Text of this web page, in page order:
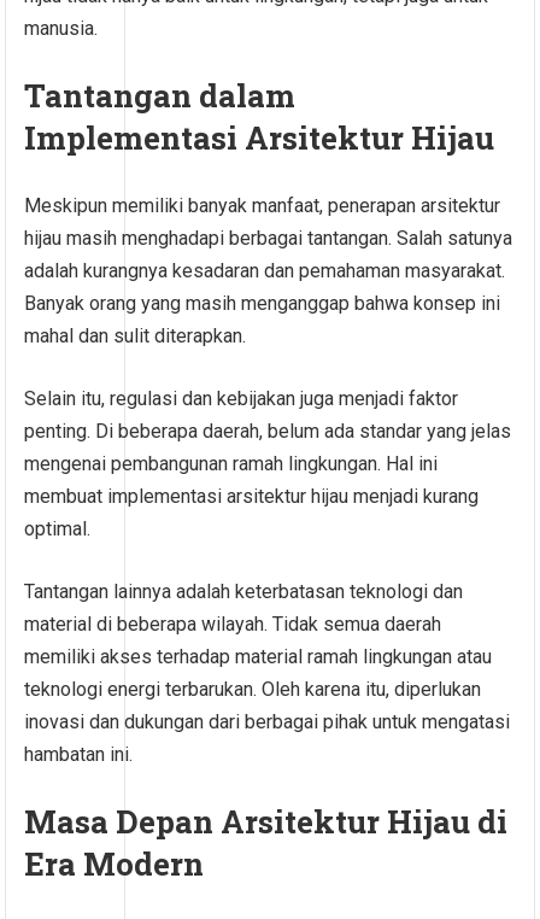
manusia.
Tantangan dalam
Implementasi Arsitektur Hijau
Meskipun memiliki banyak manfaat, penerapan arsitektur
hijau masih menghadapi berbagai tantangan. Salah satunya
adalah kurangnya kesadaran dan pemahaman masyarakat.
Banyak orang yang masih menganggap bahwa konsep ini
mahal dan sulit diterapkan.
Selain itu, regulasi dan kebijakan juga menjadi faktor
penting. Di beberapa daerah, belum ada standar yang jelas
mengenai pembangunan ramah lingkungan. Hal ini
membuat implementasi arsitektur hijau menjadi kurang
optimal.
Tantangan lainnya adalah keterbatasan teknologi dan
material di beberapa wilayah. Tidak semua daerah
memiliki akses terhadap material ramah lingkungan atau
teknologi energi terbarukan. Oleh karena itu, diperlukan
inovasi dan dukungan dari berbagai pihak untuk mengatasi
hambatan ini.
Masa Depan Arsitektur Hijau di
Era Modern